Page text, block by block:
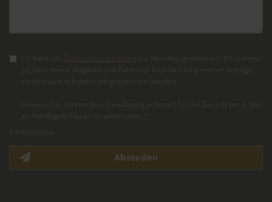
Ich habe die
zur Kenntnis genommen. Ich stimme
zu, dass meine Angaben und Daten zur Beantwortung meiner Anfrage
elektronisch erhoben und gespeichert werden.
Hinweis: Sie können Ihre Einwilligung jederzeit für die Zukunft per E-Mail
an mail@gerschlauer.de widerrufen. *
* Pflichtfelder
Absenden